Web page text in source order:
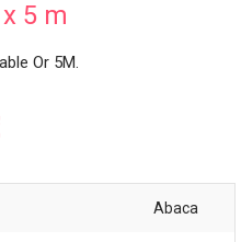
5 m
Or 5M.
Abaca